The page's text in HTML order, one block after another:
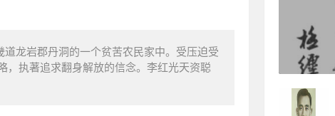
龙岩郡丹洞的一个贫苦农民家中。受压迫受
，执著追求翻身解放的信念。李红光天资聪